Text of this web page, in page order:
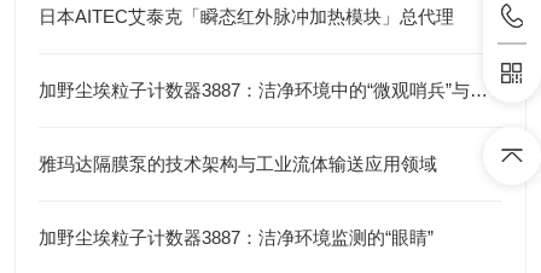
日本AITEC艾泰克「瞬态红外脉冲加热模块」总代理
加野尘埃粒子计数器3887：洁净环境中的“微观哨兵”与洁净度“审计官”
雅玛达隔膜泵的技术架构与工业流体输送应用领域
加野尘埃粒子计数器3887：洁净环境监测的“眼睛”